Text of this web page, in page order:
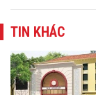
TIN KHÁC